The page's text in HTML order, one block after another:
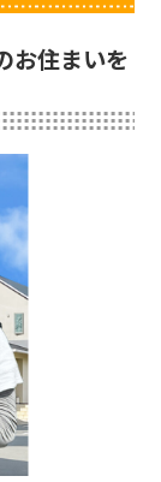
お住まいを